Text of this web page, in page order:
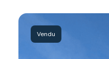
PAR
NOS
SOINS
Vendu